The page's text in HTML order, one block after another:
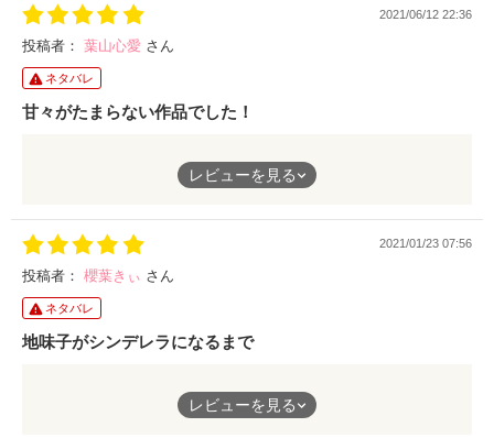
で、とても良かったです(*^^*)
長編ですがテンポが良く、一気に読めてしまう作品です。
2021/06/12 22:36
投稿者： 葉山心愛 さん
ネタバレ
甘々がたまらない作品でした！
会社の社長と地味な社員という一見恋に進展しなさそうな２人
が、突然急接近してしまいます！
とにかく社長が王子様そのもので、きゅんが止まりませんでした
(#^^#)
全てがスマートで素敵なのですが、来美ちゃんに時々意地悪にな
る様子もたまりません！
レビューを見る
2021/01/23 07:56
投稿者： 櫻葉きぃ さん
ネタバレ
地味子がシンデレラになるまで
分厚い瓶底眼鏡とおかっぱの黒髪。
社内ではイマイチ容姿こそぱっとしないが仕事はできる女性。
レビューを見る